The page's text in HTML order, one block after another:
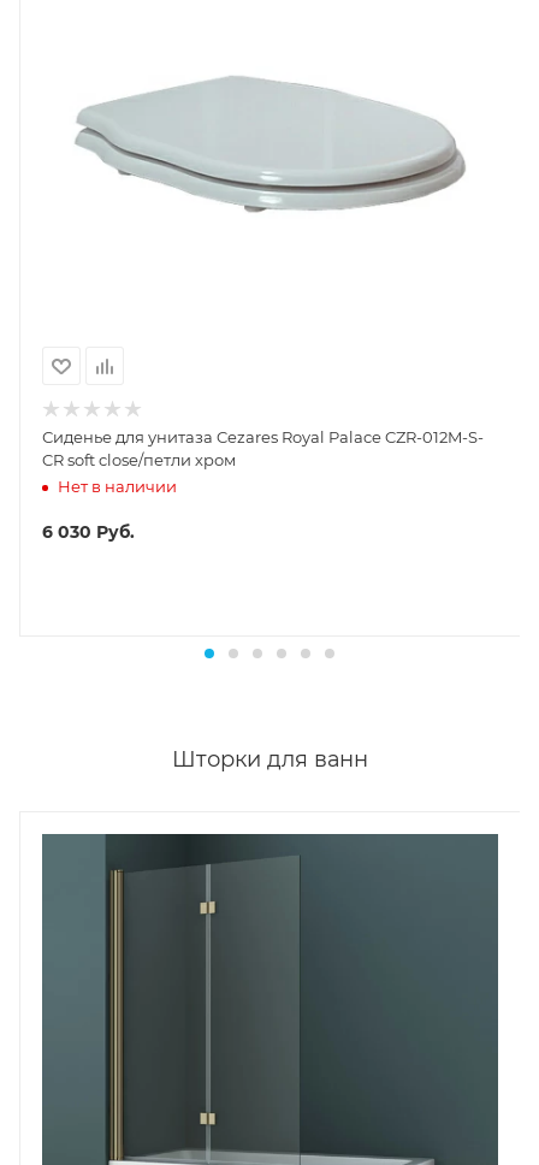
Сиденье для унитаза Cezares Royal Palace CZR-012M-S-
CR soft close/петли хром
Нет в наличии
6 030 Руб.
Шторки для ванн